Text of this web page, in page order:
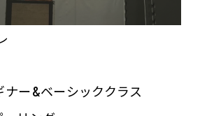
ナー&ベーシッククラス